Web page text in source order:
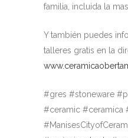
familia, incluida la
Y también puedes
talleres gratis en la
#gres #stoneware
#ceramic #ceramica